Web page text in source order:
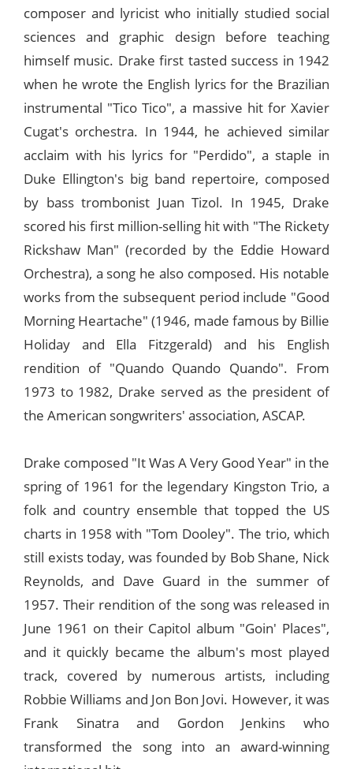
composer and lyricist who initially studied social
sciences and graphic design before teaching
himself music. Drake first tasted success in 1942
when he wrote the English lyrics for the Brazilian
instrumental "Tico Tico", a massive hit for Xavier
Cugat's orchestra. In 1944, he achieved similar
acclaim with his lyrics for "Perdido", a staple in
Duke Ellington's big band repertoire, composed
by bass trombonist Juan Tizol. In 1945, Drake
scored his first million-selling hit with "The Rickety
Rickshaw Man" (recorded by the Eddie Howard
Orchestra), a song he also composed. His notable
works from the subsequent period include "Good
Morning Heartache" (1946, made famous by Billie
Holiday and Ella Fitzgerald) and his English
rendition of "Quando Quando Quando". From
1973 to 1982, Drake served as the president of
the American songwriters' association, ASCAP.
Drake composed "It Was A Very Good Year" in the
spring of 1961 for the legendary Kingston Trio, a
folk and country ensemble that topped the US
charts in 1958 with "Tom Dooley". The trio, which
still exists today, was founded by Bob Shane, Nick
Reynolds, and Dave Guard in the summer of
1957. Their rendition of the song was released in
June 1961 on their Capitol album "Goin' Places",
and it quickly became the album's most played
track, covered by numerous artists, including
Robbie Williams and Jon Bon Jovi. However, it was
Frank Sinatra and Gordon Jenkins who
transformed the song into an award-winning